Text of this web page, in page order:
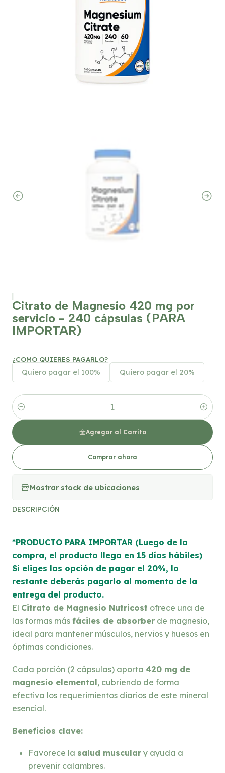
|
Citrato de Magnesio 420 mg por
servicio - 240 cápsulas (PARA
IMPORTAR)
¿COMO QUIERES PAGARLO?
Quiero pagar el 100% Quiero pagar el 20%
Cantidad
Agregar al Carrito
Comprar ahora
Mostrar stock de ubicaciones
DESCRIPCIÓN
*PRODUCTO PARA IMPORTAR (Luego de la
compra, el producto llega en 15 días hábiles)
Si eliges las opción de pagar el 20%, lo
restante deberás pagarlo al momento de la
entrega del producto.
El Citrato de Magnesio Nutricost ofrece una de
las formas más fáciles de absorber de magnesio,
ideal para mantener músculos, nervios y huesos en
óptimas condiciones.
Cada porción (2 cápsulas) aporta 420 mg de
magnesio elemental, cubriendo de forma
efectiva los requerimientos diarios de este mineral
esencial.
Beneficios clave:
Favorece la salud muscular y ayuda a
prevenir calambres.